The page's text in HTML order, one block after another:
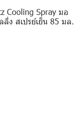
Cooling Spray มอ
ลิ่ง สเปรย์เย็น 85 มล.